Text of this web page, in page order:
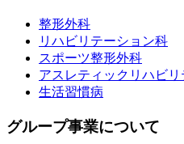
整形外科
リハビリテーション科
スポーツ整形外科
アスレティックリハビ
生活習慣病
グループ事業について